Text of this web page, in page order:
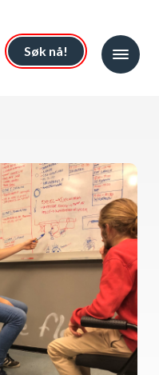
Søk nå!